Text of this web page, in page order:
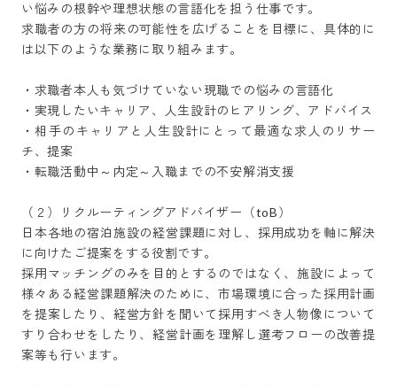
い悩みの根幹や理想状態の言語化を担う仕事です。
求職者の方の将来の可能性を広げることを目標に、具体的に
は以下のような業務に取り組みます。
・求職者本人も気づけていない現職での悩みの言語化
・実現したいキャリア、人生設計のヒアリング、アドバイス
・相手のキャリアと人生設計にとって最適な求人のリサー
チ、提案
・転職活動中～内定～入職までの不安解消支援
（２）リクルーティングアドバイザー（toB）
日本各地の宿泊施設の経営課題に対し、採用成功を軸に解決
に向けたご提案をする役割です。
採用マッチングのみを目的とするのではなく、施設によって
様々ある経営課題解決のために、市場環境に合った採用計画
を提案したり、経営方針を聞いて採用すべき人物像について
すり合わせをしたり、経営計画を理解し選考フローの改善提
案等も行います。